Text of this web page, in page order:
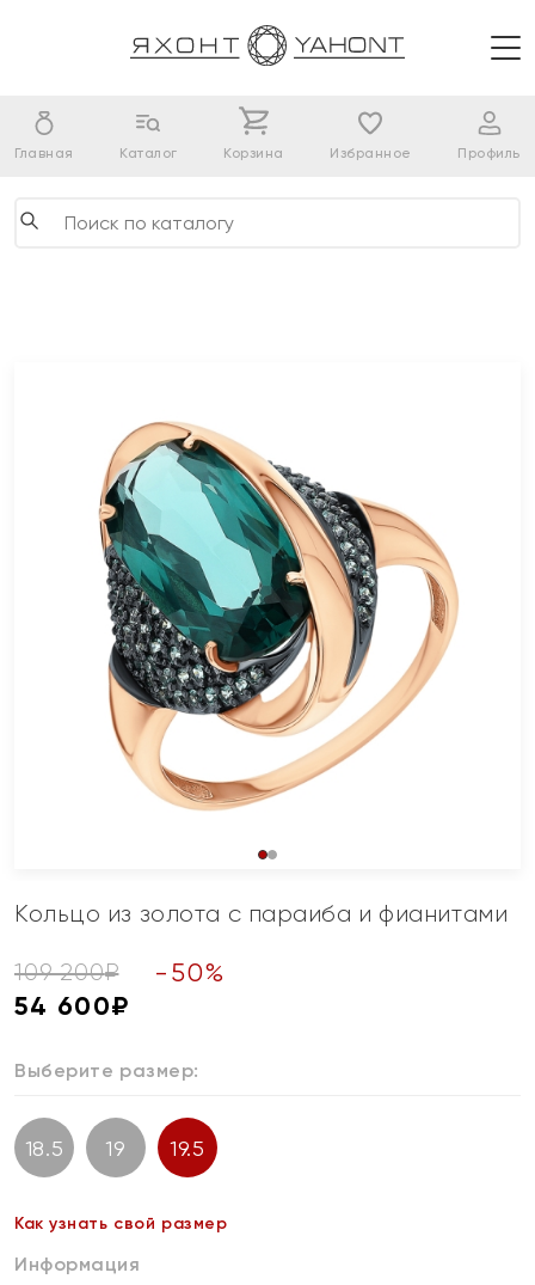
Главная Каталог Корзина Избранное Профиль
Кольцо из золота с параиба и фианитами
109 200₽ - 50%
54 600₽
Выберите размер:
18.5 19 19.5
Как узнать свой размер
Информация